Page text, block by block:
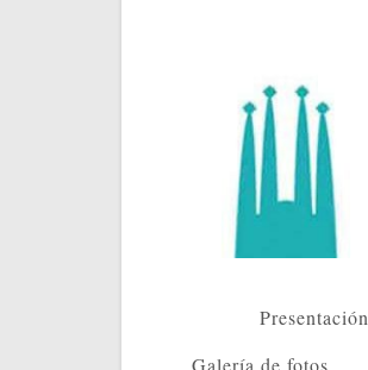
Presentación
Galería de fotos